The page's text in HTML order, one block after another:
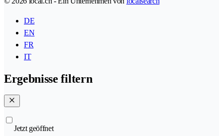
DE
EN
FR
IT
Ergebnisse filtern
Jetzt geöffnet